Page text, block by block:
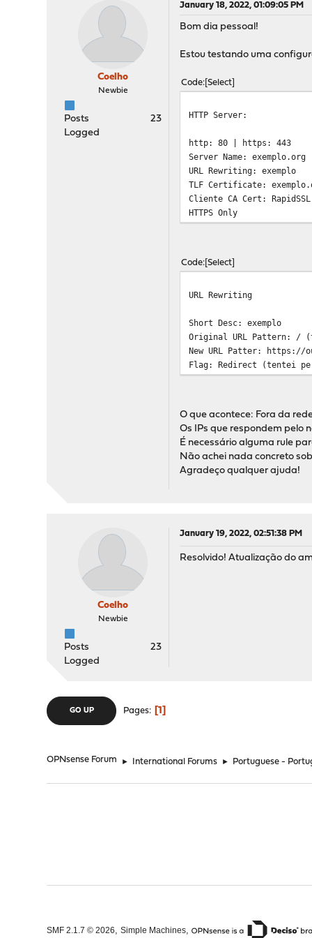
Coelho
Newbie
Posts
23
Logged
January 18, 2022, 01:09:05 PM
Bom dia pessoal!
Estou testando uma
Code Select
HTTP Server:
http: 80 | https: 443
Server Name: exemplo.org
URL Rewriting: exemplo
TLF Certificate:
Cliente CA Cert: RapidSSL
HTTPS Only
Code Select
URL Rewriting
Short Desc: exemplo
Original URL Pattern: /
New URL Patter: https://
Flag: Redirect (tentei
O que acontece: Fora da
Os IPs que respondem pelo
É necessário alguma rule
Não achei nada concreto
Agradeço qualquer ajuda!
Coelho
Newbie
Posts
23
Logged
January 19, 2022, 02:51:38 PM
Resolvido! Atualização do
GO UP Pages 1
OPNsense Forum ► International Forums ► Portuguese -
SMF 2.1.7 © 2026,Simple Machines,